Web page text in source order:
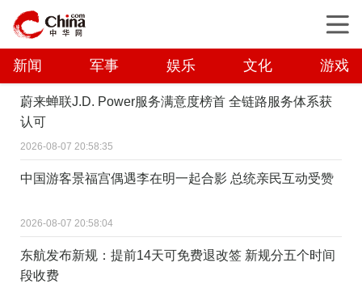
新闻 军事 娱乐 文化 游戏
蔚来蝉联J.D. Power服务满意度榜首 全链路服务体系获
认可
2026-08-07 20:58:35
中国游客景福宫偶遇李在明一起合影 总统亲民互动受赞
2026-08-07 20:58:04
东航发布新规：提前14天可免费退改签 新规分五个时间
段收费